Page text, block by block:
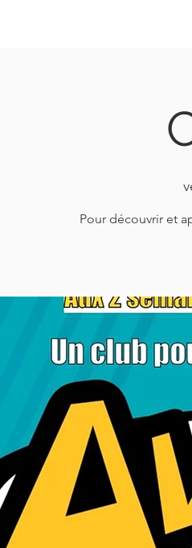
Pour découvrir et